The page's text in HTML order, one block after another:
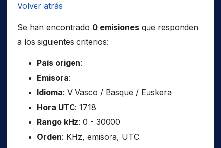
Volver atrás
Se han encontrado 0 emisiones que responden
a los siguientes criterios:
País origen:
Emisora:
Idioma: V Vasco / Basque / Euskera
Hora UTC: 1718
Rango kHz: 0 - 30000
Orden: KHz, emisora, UTC